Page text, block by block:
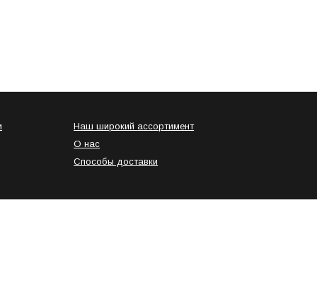
Наш широкий ассортимент
О нас
Способы доставки